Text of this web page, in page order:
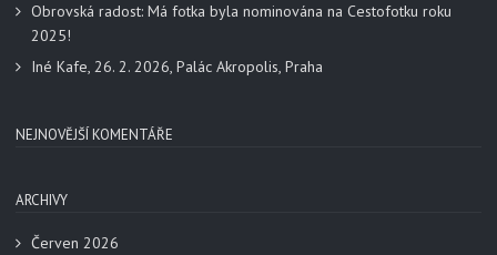
Obrovská radost: Má fotka byla nominována na Cestofotku roku
2025!
Iné Kafe, 26. 2. 2026, Palác Akropolis, Praha
NEJNOVĚJŠÍ KOMENTÁŘE
ARCHIVY
Červen 2026